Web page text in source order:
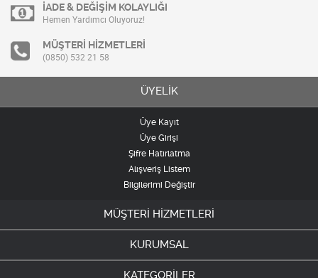
İADE & DEĞİŞİM KOLAYLIĞI
Hemen Yardımcı Oluyoruz!
MÜŞTERİ HİZMETLERİ
(0850) 532 21 58
ÜYELİK
Üye Kayıt
Üye Girişi
Şifre Hatırlatma
Alışveriş Listem
Bilgilerimi Değiştir
MÜŞTERİ HİZMETLERİ
KURUMSAL
KATEGORİLER